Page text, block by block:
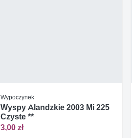
Wypoczynek
Wyspy Alandzkie 2003 Mi 225
Czyste **
3,00 zł